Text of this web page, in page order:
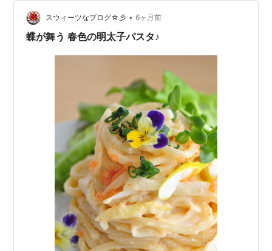
スウィーツなブログ☆彡 • 6ヶ月前
蝶が舞う 春色の明太子パスタ♪